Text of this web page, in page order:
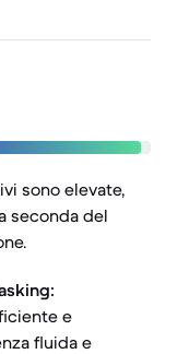
sono elevate,
seconda del
e
fluida e